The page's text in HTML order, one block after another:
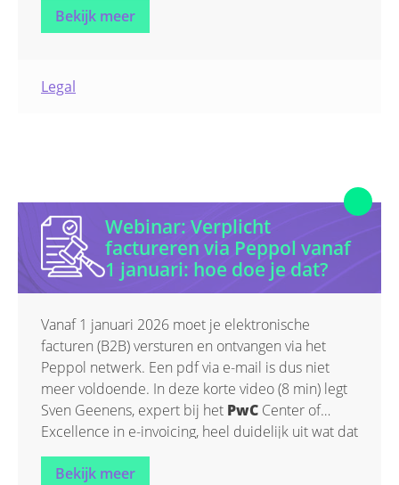
Bekijk meer
Legal
Webinar: Verplicht
factureren via Peppol vanaf
1 januari: hoe doe je dat?
Vanaf 1 januari 2026 moet je elektronische
facturen (B2B) versturen en ontvangen via het
Peppol netwerk. Een pdf via e-mail is dus niet
meer voldoende. In deze korte video (8 min) legt
Sven Geenens, expert bij het PwC Center of
Excellence in e-invoicing, heel duidelijk uit wat dat
dat precies inhoudt, hoe het werkt en wat je
riskeert als je het niet doet (niet enkel boetes).
Bekijk meer